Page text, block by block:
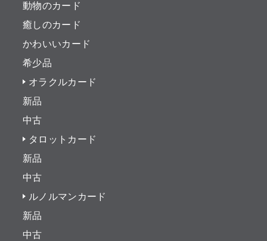
動物のカード
癒しのカード
かわいいカード
希少品
オラクルカード
新品
中古
タロットカード
新品
中古
ルノルマンカード
新品
中古